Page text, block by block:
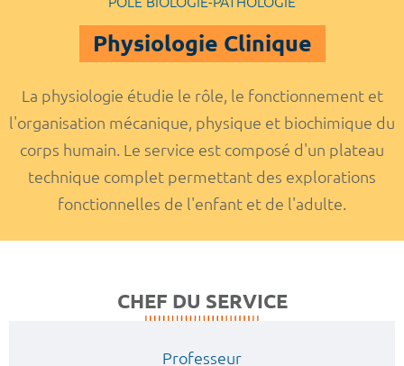
Physiologie Clinique
La physiologie étudie le rôle, le fonctionnement et
l'organisation mécanique, physique et biochimique du
corps humain. Le service est composé d'un plateau
technique complet permettant des explorations
fonctionnelles de l'enfant et de l'adulte.
CHEF DU SERVICE
Professeur